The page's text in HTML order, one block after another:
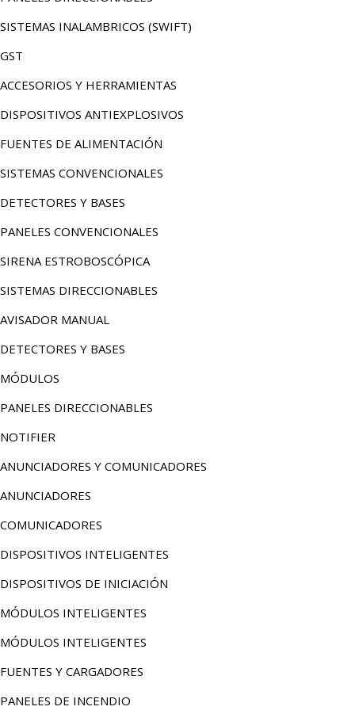
SISTEMAS INALAMBRICOS (SWIFT)
GST
ACCESORIOS Y HERRAMIENTAS
DISPOSITIVOS ANTIEXPLOSIVOS
FUENTES DE ALIMENTACIÓN
SISTEMAS CONVENCIONALES
DETECTORES Y BASES
PANELES CONVENCIONALES
SIRENA ESTROBOSCÓPICA
SISTEMAS DIRECCIONABLES
AVISADOR MANUAL
DETECTORES Y BASES
MÓDULOS
PANELES DIRECCIONABLES
NOTIFIER
ANUNCIADORES Y COMUNICADORES
ANUNCIADORES
COMUNICADORES
DISPOSITIVOS INTELIGENTES
DISPOSITIVOS DE INICIACIÓN
MÓDULOS INTELIGENTES
MÓDULOS INTELIGENTES
FUENTES Y CARGADORES
PANELES DE INCENDIO